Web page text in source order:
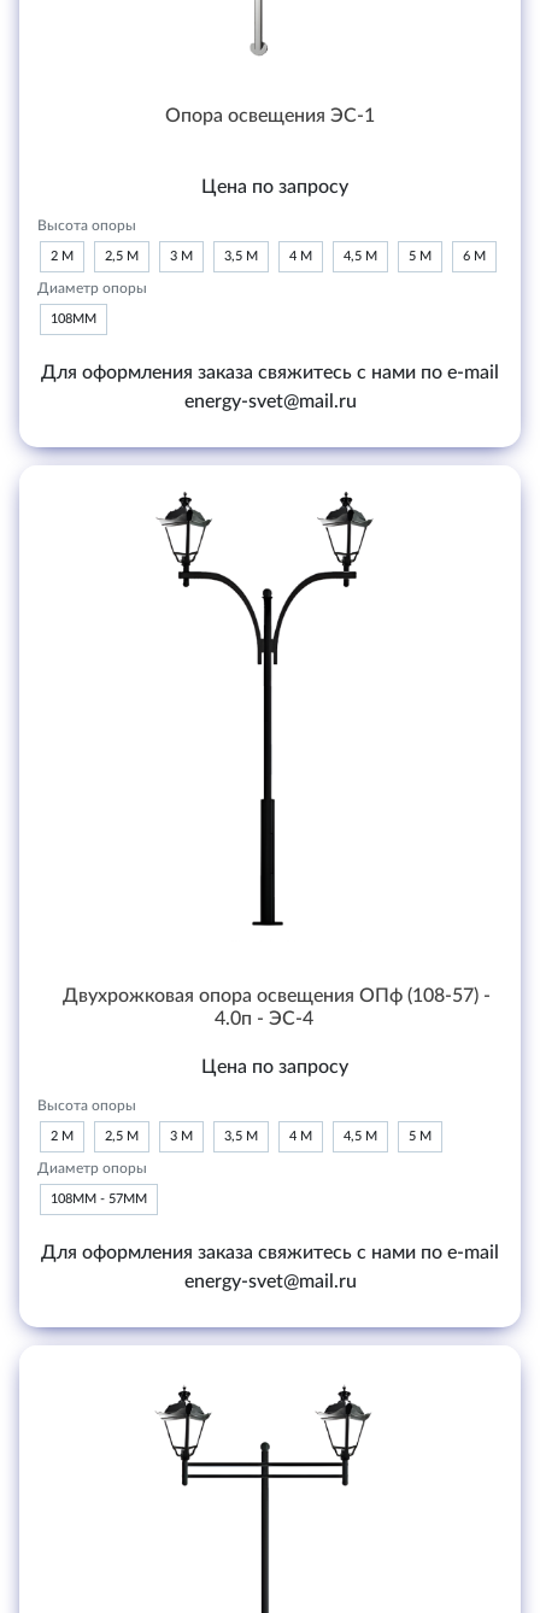
Опора освещения ЭС-1
Цена по запросу
Высота опоры
2 М 2,5 М 3 М 3,5 М 4 М 4,5 М 5 М 6 М
Диаметр опоры
108ММ
Для оформления заказа свяжитесь с нами по e-mail
energy-svet@mail.ru
Двухрожковая опора освещения ОПф (108-57) -
4.0п - ЭС-4
Цена по запросу
Высота опоры
2 М 2,5 М 3 М 3,5 М 4 М 4,5 М 5 М
Диаметр опоры
108ММ - 57ММ
Для оформления заказа свяжитесь с нами по e-mail
energy-svet@mail.ru